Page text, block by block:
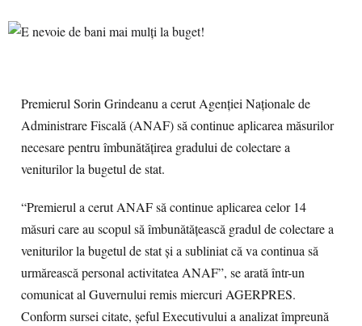
Premierul Sorin Grindeanu a cerut Agenției Naționale de
Administrare Fiscală (ANAF) să continue aplicarea măsurilor
necesare pentru îmbunătățirea gradului de colectare a
veniturilor la bugetul de stat.
“Premierul a cerut ANAF să continue aplicarea celor 14
măsuri care au scopul să îmbunătățească gradul de colectare a
veniturilor la bugetul de stat și a subliniat că va continua să
urmărească personal activitatea ANAF”, se arată într-un
comunicat al Guvernului remis miercuri AGERPRES.
Conform sursei citate, șeful Executivului a analizat împreună